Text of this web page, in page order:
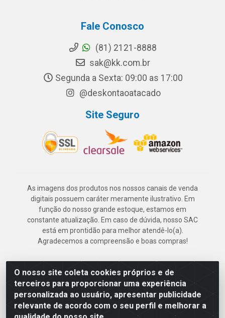
O nosso site coleta cookies próprios e de
terceiros para proporcionar uma experiência
personalizada ao usuário, apresentar publicidade
relevante de acordo com o seu perfil e melhorar a
Fale Conosco
(81) 2121-8888
sak@kk.com.br
Segunda a Sexta: 09:00 as 17:00
@deskontaoatacado
Site Seguro
As imagens dos produtos nos nossos canais de venda
digitais possuem caráter meramente ilustrativo. Em
função do nosso grande estoque, estamos em
constante atualização. Em caso de dúvida, nosso SAC
está em prontidão para melhor atendê-lo(a).
Agradecemos a compreensão e boas compras!
Deskontão Atacado - Av. Marechal Mascarenhas de Morais, 2471 -
Imbiribeira - Recife/PE - CEP 51.150-001 - CNPJ 24.150.377/0003-
57